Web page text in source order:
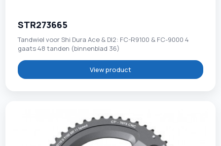
STR273665
Tandwiel voor Shi Dura Ace & DI2: FC-R9100 & FC-9000 4
gaats 48 tanden (binnenblad 36)
View product